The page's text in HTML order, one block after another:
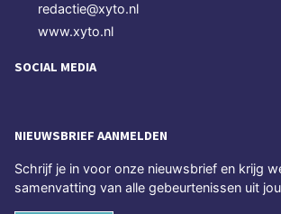
redactie@xyto.nl
www.xyto.nl
SOCIAL MEDIA
NIEUWSBRIEF AANMELDEN
Schrijf je in voor onze nieuwsbrief en krijg
samenvatting van alle gebeurtenissen uit